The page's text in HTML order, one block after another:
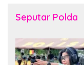
Seputar Polda